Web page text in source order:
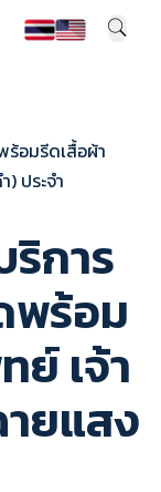
อมรีดเสื้อผ้า
ประจำ
การ
พร้อม
ย์ เจ้า
ยแสง